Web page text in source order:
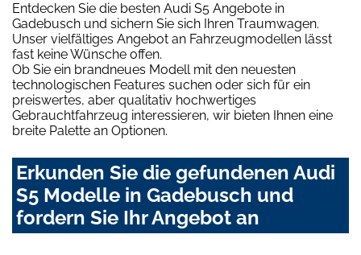
Entdecken Sie die besten Audi S5 Angebote in
Gadebusch und sichern Sie sich Ihren Traumwagen.
Unser vielfältiges Angebot an Fahrzeugmodellen lässt
fast keine Wünsche offen.
Ob Sie ein brandneues Modell mit den neuesten
technologischen Features suchen oder sich für ein
preiswertes, aber qualitativ hochwertiges
Gebrauchtfahrzeug interessieren, wir bieten Ihnen eine
breite Palette an Optionen.
Erkunden Sie die gefundenen Audi
S5 Modelle in Gadebusch und
fordern Sie Ihr Angebot an